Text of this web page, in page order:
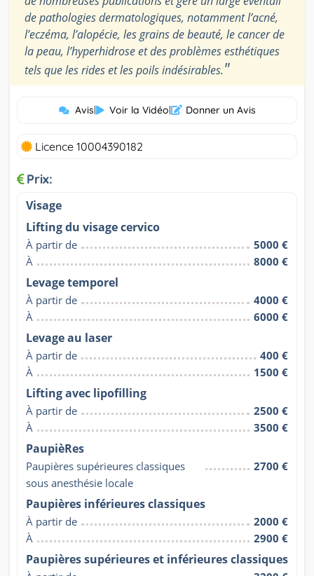
de pathologies dermatologiques, notamment l’acné,
l’eczéma, l’alopécie, les grains de beauté, le cancer de
la peau, l’hyperhidrose et des problèmes esthétiques
tels que les rides et les poils indésirables."
Avis| Voir la Vidéo| Donner un Avis
Licence 10004390182
Prix:
Visage
Lifting du visage cervico
À partir de
5000 €
À
8000 €
Levage temporel
À partir de
4000 €
À
6000 €
Levage au laser
À partir de
400 €
À
1500 €
Lifting avec lipofilling
À partir de
2500 €
À
3500 €
PaupièRes
Paupières supérieures classiques
sous anesthésie locale
2700 €
Paupières inférieures classiques
À partir de
2000 €
À
2900 €
Paupières supérieures et inférieures classiques